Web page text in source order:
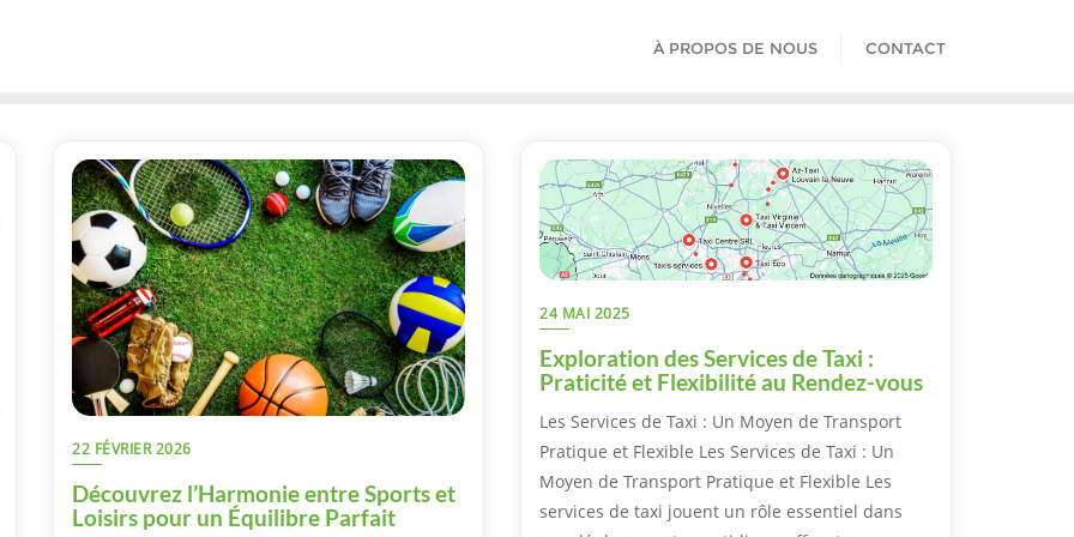
À PROPOS DE NOUS CONTACT
22 FÉVRIER 2026
Découvrez l’Harmonie entre Sports et
Loisirs pour un Équilibre Parfait
24 MAI 2025
Exploration des Services de Taxi :
Praticité et Flexibilité au Rendez-vous
Les Services de Taxi : Un Moyen de Transport
Pratique et Flexible Les Services de Taxi : Un
Moyen de Transport Pratique et Flexible Les
services de taxi jouent un rôle essentiel dans